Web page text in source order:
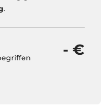
.
- €